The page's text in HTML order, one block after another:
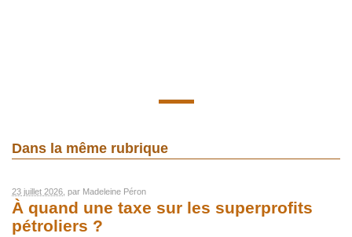
Dans la même rubrique
23 juillet 2026 , par Madeleine Péron
À quand une taxe sur les superprofits
pétroliers ?